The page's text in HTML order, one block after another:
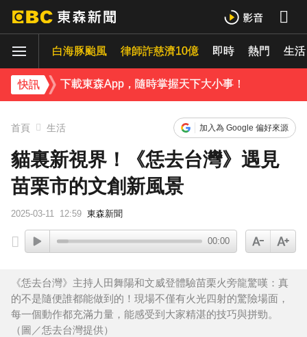
白海豚颱風 律師詐慈濟10億 即時 熱門 生活
快訊
新／白海豚「強風豪雨」！桃園復興區停班停課
《理財達人秀》X 安聯投信免費講座報名中！搶先卡位 2027
下載東森App，隨時掌握天下大小事！
快訊／國家警報狂響！3縣市「巨浪告警」14區快撤離沿岸
首頁 生活 加入為 Google 偏好來源
貓裏新視界！《恁去台灣》遇見
苗栗市的文創新風景
2025-03-11 12:59 東森新聞
00:00
《恁去台灣》主持人田舞陽和文威登體驗苗栗火旁龍驚嘆：真
的不是隨便誰都能做到的！現場不僅有火光四射的驚險場面，
每一個動作都充滿力量，能感受到大家精湛的技巧與拼勁。
（圖／恁去台灣提供）